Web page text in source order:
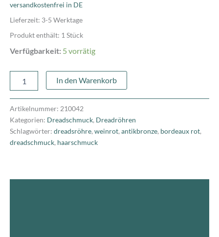
versandkostenfrei in DE
Lieferzeit: 3-5 Werktage
Produkt enthält: 1 Stück
Verfügbarkeit: 5 vorrätig
In den Warenkorb
Artikelnummer: 210042
Kategorien: Dreadschmuck, Dreadröhren
Schlagwörter: dreadsröhre, weinrot, antikbronze, bordeaux rot,
dreadschmuck, haarschmuck